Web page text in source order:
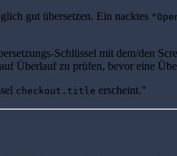
gut übersetzen. Ein nacktes
Schlüssel mit dem/den
Überlauf zu prüfen, bevor eine
checkout.title erscheint."